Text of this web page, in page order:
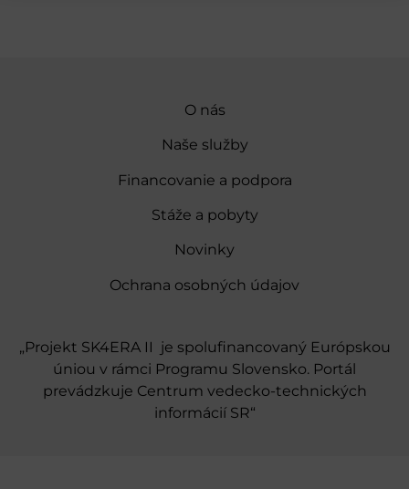
O nás
Naše služby
Financovanie a podpora
Stáže a pobyty
Novinky
Ochrana osobných údajov
„Projekt SK4ERA II je spolufinancovaný Európskou
úniou v rámci Programu Slovensko. Portál
prevádzkuje Centrum vedecko-technických
informácií SR“